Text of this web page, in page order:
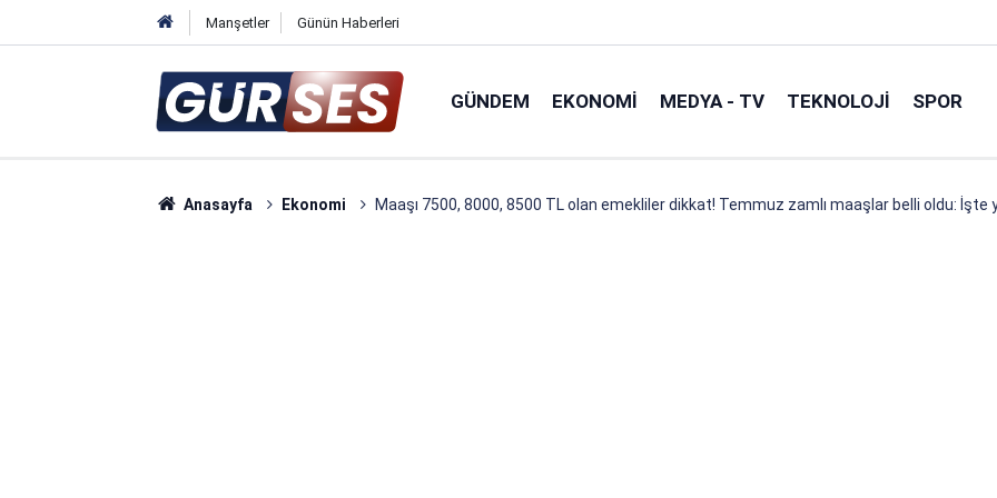
Manşetler Günün Haberleri
GÜNDEM EKONOMI MEDYA - TV TEKNOLOJI SPOR
Anasayfa Ekonomi Maaşı 7500, 8000, 8500 TL olan emekliler dikkat! Temmuz zamlı maaşlar belli oldu: İşte